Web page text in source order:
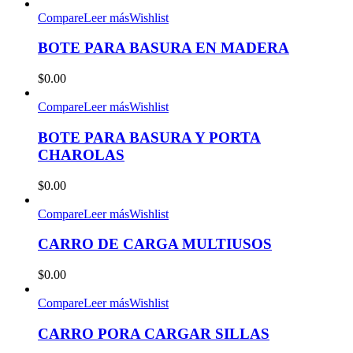
CompareLeer másWishlist
BOTE PARA BASURA EN MADERA
$0.00
CompareLeer másWishlist
BOTE PARA BASURA Y PORTA
CHAROLAS
$0.00
CompareLeer másWishlist
CARRO DE CARGA MULTIUSOS
$0.00
CompareLeer másWishlist
CARRO PORA CARGAR SILLAS